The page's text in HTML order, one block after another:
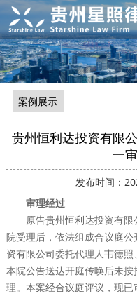
案例展示
贵州恒利达投资有限
一
发布时间：
审理经过
原告贵州恒利达投资有
院受理后，依法组成合议庭
资有限公司委托代理人韦德
本院公告送达开庭传唤后未
理。本案经合议庭评议，现已